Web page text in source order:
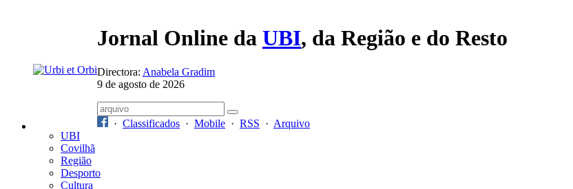
Jornal Online da UBI, da Região e do Resto
Directora: Anabela Gradim
9 de agosto de 2026
· Classificados · Mobile · RSS · Arquivo
UBI
Covilhã
Região
Desporto
Cultura